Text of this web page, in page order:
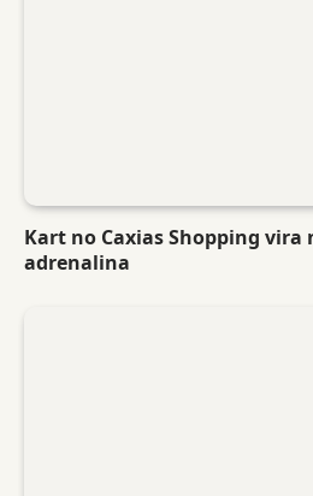
Kart no Caxias Shopping vira
adrenalina